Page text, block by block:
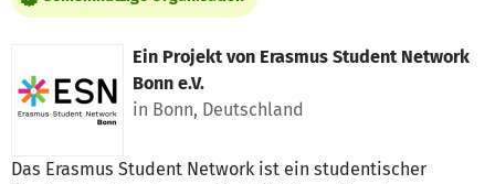
Ein Projekt von Erasmus Student Network
Bonn e.V.
in Bonn, Deutschland
Das Erasmus Student Network ist ein studentischer